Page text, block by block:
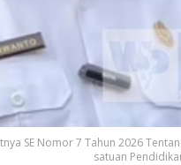
SE Nomor 7 Tahun 2026
satuan